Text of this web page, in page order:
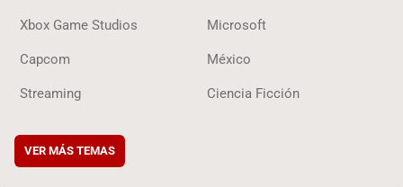
Xbox Game Studios Microsoft
Capcom México
Streaming Ciencia Ficción
VER MÁS TEMAS